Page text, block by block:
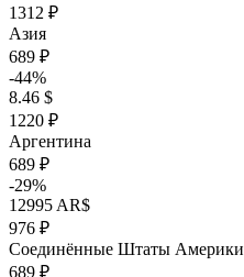
1312 ₽
Азия
689 ₽
-44%
8.46 $
1220 ₽
Аргентина
689 ₽
-29%
12995 AR$
976 ₽
Соединённые Штаты Америки
689 ₽